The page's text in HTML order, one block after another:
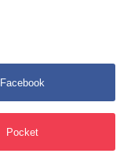
Facebook
Pocket